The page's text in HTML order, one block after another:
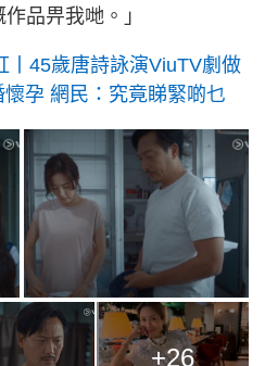
品畀我哋。」
丨45歲唐詩詠演ViuTV劇做
孕 網民：究竟睇緊啲乜
+26